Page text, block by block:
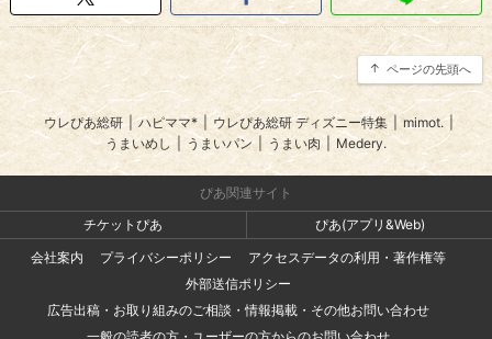
ページの先頭へ
ウレぴあ総研 | ハピママ* | ウレぴあ総研 ディズニー特集 mimot. |
うまいめし | うまいパン うまい肉 | Medery.
ぴあ関連サイト
チケットぴあ
ぴあ(アプリ&Web)
会社案内
プライバシーポリシー
アクセスデータの利用・著作権等
外部送信ポリシー
広告出稿・お取り組みのご相談・情報掲載・その他お問い合わせ